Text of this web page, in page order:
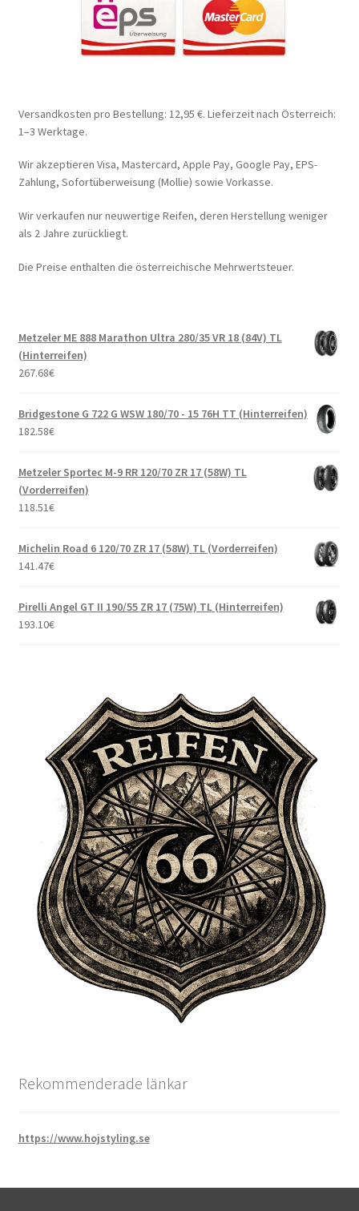
Versandkosten pro Bestellung: 12,95 €. Lieferzeit nach Österreich:
1–3 Werktage.
Wir akzeptieren Visa, Mastercard, Apple Pay, Google Pay, EPS-
Zahlung, Sofortüberweisung (Mollie) sowie Vorkasse.
Wir verkaufen nur neuwertige Reifen, deren Herstellung weniger
als 2 Jahre zurückliegt.
Die Preise enthalten die österreichische Mehrwertsteuer.
Metzeler ME 888 Marathon Ultra 280/35 VR 18 (84V) TL
(Hinterreifen)
267.68€
Bridgestone G 722 G WSW 180/70 - 15 76H TT (Hinterreifen)
182.58€
Metzeler Sportec M-9 RR 120/70 ZR 17 (58W) TL
(Vorderreifen)
118.51€
Michelin Road 6 120/70 ZR 17 (58W) TL (Vorderreifen)
141.47€
Pirelli Angel GT II 190/55 ZR 17 (75W) TL (Hinterreifen)
193.10€
Rekommenderade länkar
https://www.hojstyling.se